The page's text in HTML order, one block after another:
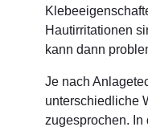
Hautirritationen
kann dann
Je nach
unterschiedliche
zugesprochen.